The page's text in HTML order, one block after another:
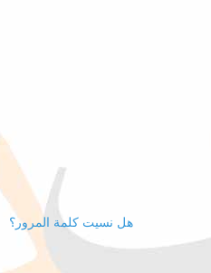
هل نسيت كلمة المرور؟